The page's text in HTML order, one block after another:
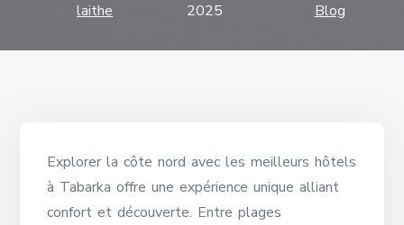
laithe
2025
Blog
Explorer la côte nord avec les meilleurs hôtels
à Tabarka offre une expérience unique alliant
confort et découverte. Entre plages